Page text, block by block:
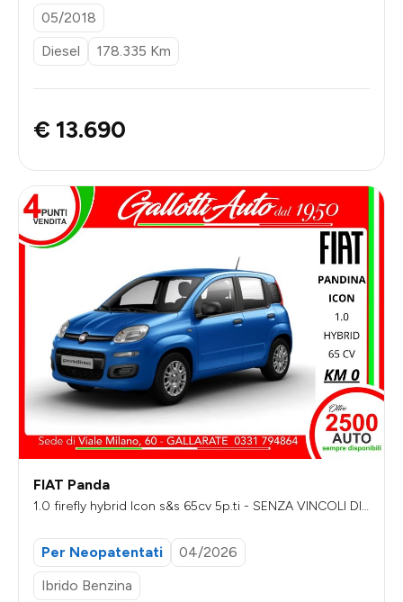
05/2018
Diesel
178.335 Km
€ 13.690
FIAT Panda
1.0 firefly hybrid Icon s&s 65cv 5p.ti - SENZA VINCOLI DI
Per Neopatentati
04/2026
Ibrido Benzina